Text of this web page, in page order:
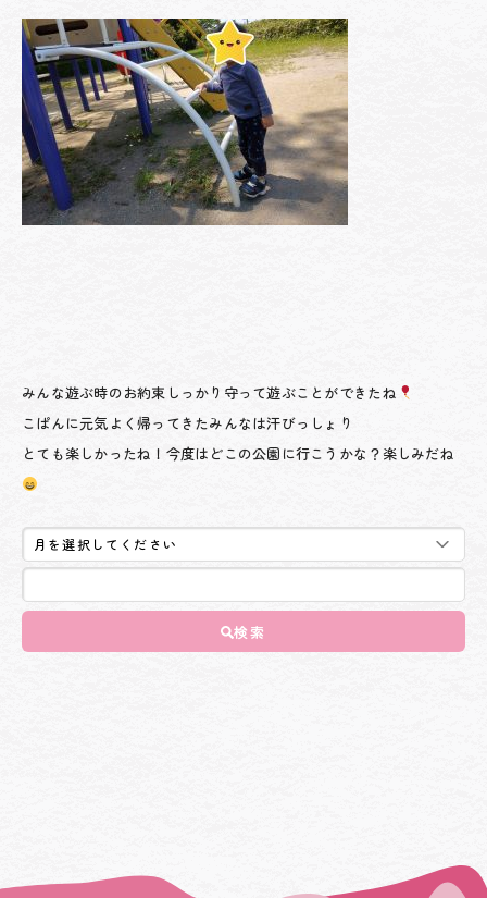
みんな遊ぶ時のお約束しっかり守って遊ぶことができたね
こぱんに元気よく帰ってきたみんなは汗びっしょり
とても楽しかったね！今度はどこの公園に行こうかな？楽しみだね
検索